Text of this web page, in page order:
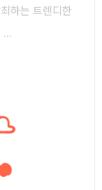
하는 트렌디한
...